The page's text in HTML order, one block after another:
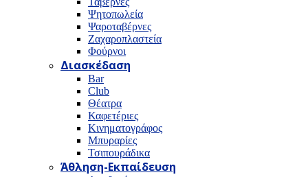
Ψητοπωλεία
Ψαροταβέρνες
Ζαχαροπλαστεία
Φούρνοι
Διασκέδαση
Bar
Club
Θέατρα
Καφετέριες
Κινηματογράφος
Μπυραρίες
Τσιπουράδικα
Άθληση-Εκπαίδευση